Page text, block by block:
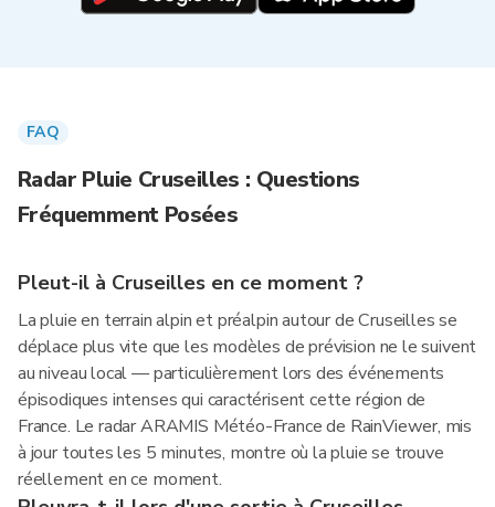
FAQ
Radar Pluie Cruseilles : Questions
Fréquemment Posées
Pleut-il à Cruseilles en ce moment ?
La pluie en terrain alpin et préalpin autour de Cruseilles se
déplace plus vite que les modèles de prévision ne le suivent
au niveau local — particulièrement lors des événements
épisodiques intenses qui caractérisent cette région de
France. Le radar ARAMIS Météo-France de RainViewer, mis
à jour toutes les 5 minutes, montre où la pluie se trouve
réellement en ce moment.